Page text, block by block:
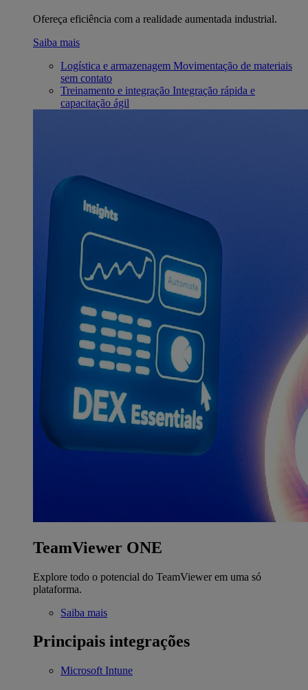
Ofereça eficiência com a realidade aumentada industrial.
Saiba mais
Logística e armazenagem Movimentação de materiais
sem contato
Treinamento e integração Integração rápida e
capacitação ágil
TeamViewer ONE
Explore todo o potencial do TeamViewer em uma só
plataforma.
Saiba mais
Principais integrações
Microsoft Intune